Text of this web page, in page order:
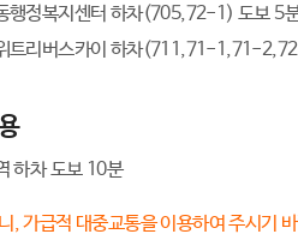
행정복지센터 하차(705,72-1) 도보 5
트리버스카이 하차(711,71-1,71-
하차 도보 10분
, 가급적 대중교통을 이용하여 주시기